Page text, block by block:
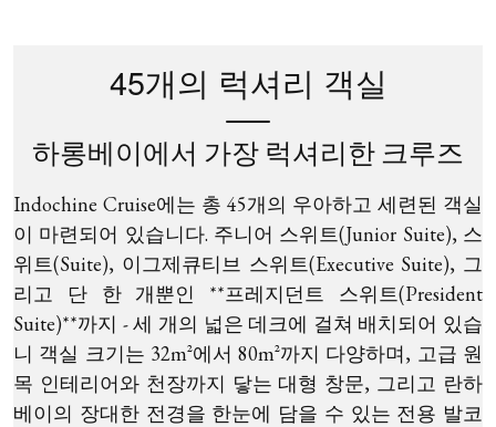
45개의 럭셔리 객실
하롱베이에서 가장 럭셔리한 크루즈
Indochine Cruise에는 총 45개의 우아하고 세련된 객실
이 마련되어 있습니다. 주니어 스위트(Junior Suite), 스
위트(Suite), 이그제큐티브 스위트(Executive Suite), 그
리고 단 한 개뿐인 **프레지던트 스위트(President
Suite)**까지 - 세 개의 넓은 데크에 걸쳐 배치되어 있습
니 객실 크기는 32m²에서 80m²까지 다양하며, 고급 원
목 인테리어와 천장까지 닿는 대형 창문, 그리고 란하
베이의 장대한 전경을 한눈에 담을 수 있는 전용 발코